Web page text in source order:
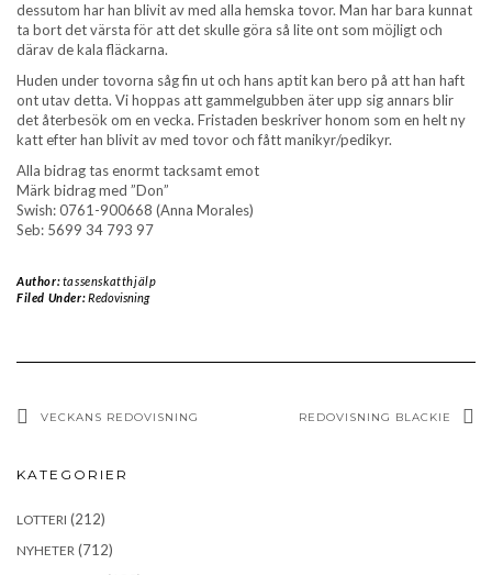
dessutom har han blivit av med alla hemska tovor. Man har bara kunnat
ta bort det värsta för att det skulle göra så lite ont som möjligt och
därav de kala fläckarna.
Huden under tovorna såg fin ut och hans aptit kan bero på att han haft
ont utav detta. Vi hoppas att gammelgubben äter upp sig annars blir
det återbesök om en vecka. Fristaden beskriver honom som en helt ny
katt efter han blivit av med tovor och fått manikyr/pedikyr.
Alla bidrag tas enormt tacksamt emot
Märk bidrag med ”Don”
Swish: 0761-900668 (Anna Morales)
Seb: 5699 34 793 97
Author:tassenskatthjälp
Filed Under:Redovisning
VECKANS REDOVISNING REDOVISNING BLACKIE
KATEGORIER
LOTTERI (212)
NYHETER (712)